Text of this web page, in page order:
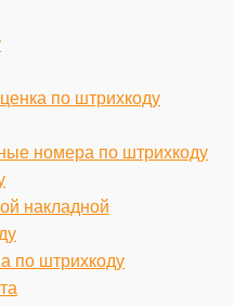
по штрихкоду
номера по штрихкоду
накладной
по штрихкоду